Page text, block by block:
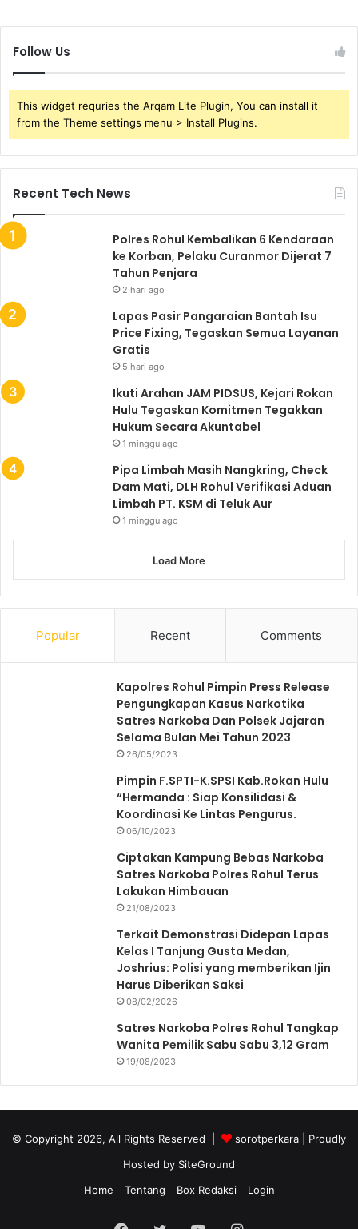
Follow Us
This widget requries the Arqam Lite Plugin, You can install it
from the Theme settings menu > Install Plugins.
Recent Tech News
Polres Rohul Kembalikan 6 Kendaraan
ke Korban, Pelaku Curanmor Dijerat 7
Tahun Penjara
2 hari ago
Lapas Pasir Pangaraian Bantah Isu
Price Fixing, Tegaskan Semua Layanan
Gratis
5 hari ago
Ikuti Arahan JAM PIDSUS, Kejari Rokan
Hulu Tegaskan Komitmen Tegakkan
Hukum Secara Akuntabel
1 minggu ago
Pipa Limbah Masih Nangkring, Check
Dam Mati, DLH Rohul Verifikasi Aduan
Limbah PT. KSM di Teluk Aur
1 minggu ago
Load More
Popular Recent Comments
Kapolres Rohul Pimpin Press Release
Pengungkapan Kasus Narkotika
Satres Narkoba Dan Polsek Jajaran
Selama Bulan Mei Tahun 2023
26/05/2023
Pimpin F.SPTI-K.SPSI Kab.Rokan Hulu
“Hermanda : Siap Konsilidasi &
Koordinasi Ke Lintas Pengurus.
06/10/2023
Ciptakan Kampung Bebas Narkoba
Satres Narkoba Polres Rohul Terus
Lakukan Himbauan
21/08/2023
Terkait Demonstrasi Didepan Lapas
Kelas I Tanjung Gusta Medan,
Joshrius: Polisi yang memberikan Ijin
Harus Diberikan Saksi
08/02/2026
Satres Narkoba Polres Rohul Tangkap
Wanita Pemilik Sabu Sabu 3,12 Gram
19/08/2023
© Copyright 2026, All Rights Reserved | sorotperkara
| Proudly
Hosted by SiteGround
Home
Tentang Box Redaksi Login